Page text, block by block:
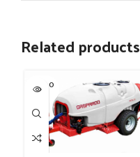
Related products
SOLD O
UT